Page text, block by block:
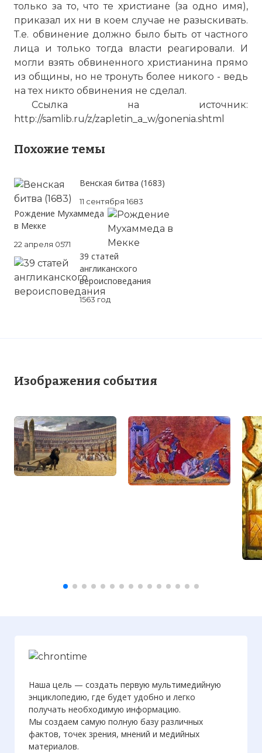
только за то, что те христиане (за одно имя),
приказал их ни в коем случае не разыскивать.
Т.е. обвинение должно было быть от частного
лица и только тогда власти реагировали. И
могли взять обвиненного христианина прямо
из общины, но не тронуть более никого - ведь
на тех никто обвинения не сделал.
Ссылка на источник:
http://samlib.ru/z/zapletin_a_w/gonenia.shtml
Похожие темы
Венская битва (1683)
11 сентября 1683
Рождение Мухаммеда
в Мекке
22 апреля 0571
39 статей
англиканского
вероисповедания
1563 год
Изображения события
Наша цель — создать первую мультимедийную
энциклопедию, где будет удобно и легко
получать необходимую информацию.
Мы создаем самую полную базу различных
фактов, точек зрения, мнений и медийных
материалов.